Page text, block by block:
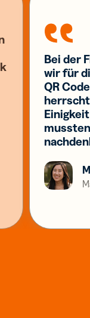
Bei der
wir für
QR